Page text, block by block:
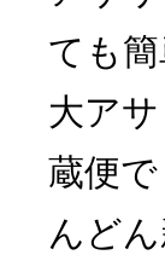
ても
大ア
蔵便
んど